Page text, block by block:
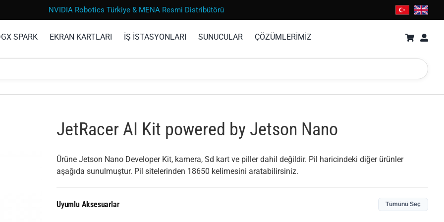
NVIDIA Robotics Türkiye & MENA Resmi Distribütörü
SPARK EKRAN KARTLARI İŞ İSTASYONLARI SUNUCULAR ÇÖZÜMLERİMİZ
JetRacer AI Kit powered by Jetson Nano
Ürüne Jetson Nano Developer Kit, kamera, Sd kart ve piller dahil değildir. Pil haricindeki diğer ürünler
aşağıda sunulmuştur. Pil sitelerinden 18650 kelimesini aratabilirsiniz.
Uyumlu Aksesuarlar Tümünü Seç